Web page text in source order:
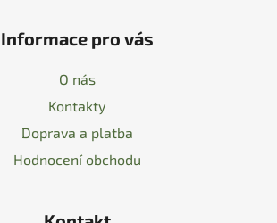
Informace pro vás
O nás
Kontakty
Doprava a platba
Hodnocení obchodu